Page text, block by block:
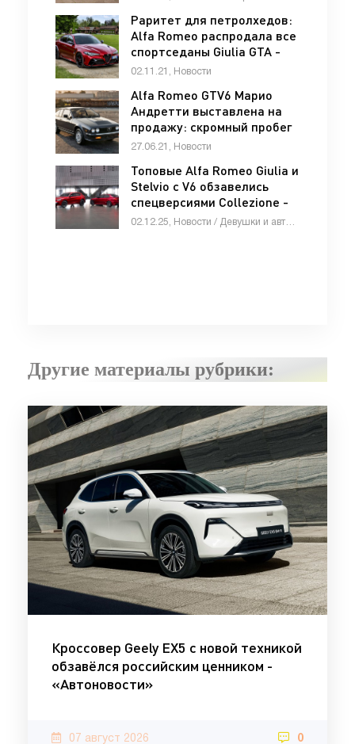
Раритет для петролхедов:
Alfa Romeo распродала все
спортседаны Giulia GTA -
«Alfa Romeo»
02.11.21, Новости
Alfa Romeo GTV6 Марио
Андретти выставлена на
продажу: скромный пробег
и почти без коррозии -
27.06.21, Новости
Топовые Alfa Romeo Giulia и
Stelvio c V6 обзавелись
спецверсиями Collezione -
«Автоновости»
Другие материалы рубрики:
Кроссовер Geely EX5 с новой техникой
обзавёлся российским ценником -
«Автоновости»
07 август 2026 0